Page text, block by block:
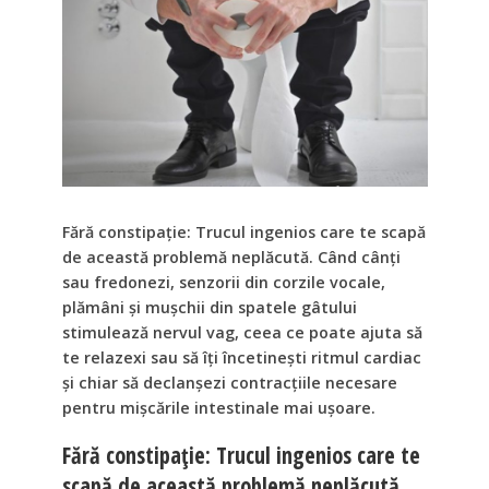
Fără constipație: Trucul ingenios care te scapă
de această problemă neplăcută. Când cânți
sau fredonezi, senzorii din corzile vocale,
plămâni și mușchii din spatele gâtului
stimulează nervul vag, ceea ce poate ajuta să
te relazexi sau să îți încetinești ritmul cardiac
și chiar să declanșezi contracțiile necesare
pentru mișcările intestinale mai ușoare.
Fără constipație: Trucul ingenios care te